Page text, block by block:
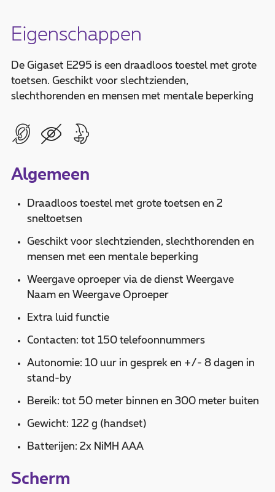
Eigenschappen
De Gigaset E295 is een draadloos toestel met grote
toetsen. Geschikt voor slechtzienden,
slechthorenden en mensen met mentale beperking
Algemeen
Draadloos toestel met grote toetsen en 2
sneltoetsen
Geschikt voor slechtzienden, slechthorenden en
mensen met een mentale beperking
Weergave oproeper via de dienst Weergave
Naam en Weergave Oproeper
Extra luid functie
Contacten: tot 150 telefoonnummers
Autonomie: 10 uur in gesprek en +/- 8 dagen in
stand-by
Bereik: tot 50 meter binnen en 300 meter buiten
Gewicht: 122 g (handset)
Batterijen: 2x NiMH AAA
Scherm